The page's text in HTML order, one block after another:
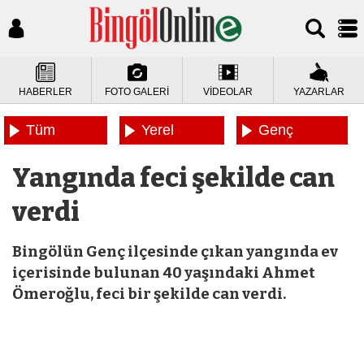
HABERLER FOTO GALERİ VİDEOLAR YAZARLAR
Tüm
Yerel
Genç
Yangında feci şekilde can
verdi
Bingölün Genç ilçesinde çıkan yangında ev
içerisinde bulunan 40 yaşındaki Ahmet
Ömeroğlu, feci bir şekilde can verdi.